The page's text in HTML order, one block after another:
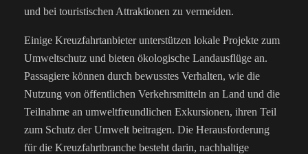
und bei touristischen Attraktionen zu vermeiden.
Einige Kreuzfahrtanbieter unterstützen lokale Projekte zum
Umweltschutz und bieten ökologische Landausflüge an.
Passagiere können durch bewusstes Verhalten, wie die
Nutzung von öffentlichen Verkehrsmitteln an Land und die
Teilnahme an umweltfreundlichen Exkursionen, ihren Teil
zum Schutz der Umwelt beitragen. Die Herausforderung
für die Kreuzfahrtbranche besteht darin, nachhaltige